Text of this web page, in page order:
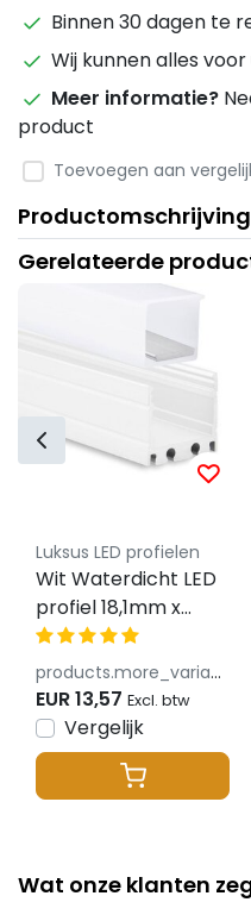
Binnen 30 dagen te
Wij kunnen alles
Meer informatie?
product
Toevoegen aan
Productomschrijving
Gerelateerde
Luksus LED profielen
Wit Waterdicht LED
profiel 18,1mm x
19,2mm - 18.1WIT.H20
products.more_variants_available
EUR 13,57 Excl. btw
Vergelijk
Wat onze klanten